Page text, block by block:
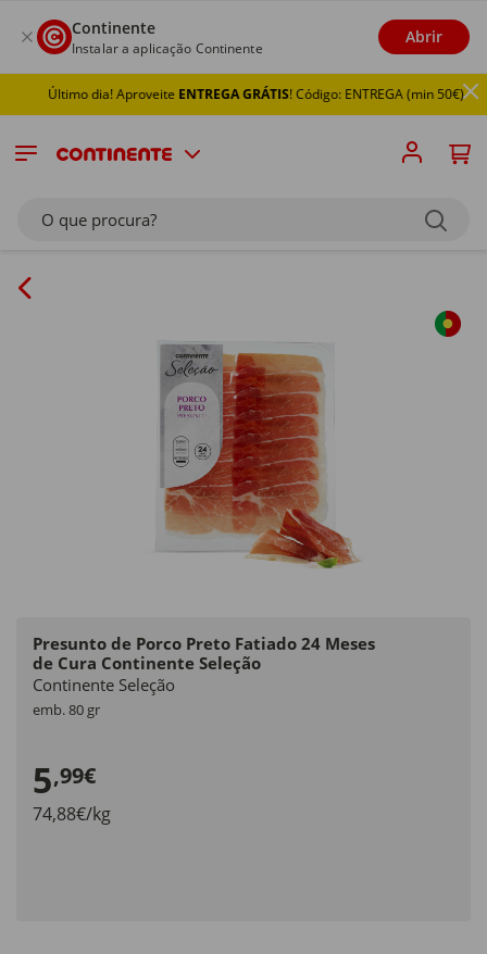
Continente
Instalar a aplicação Continente
Abrir
Último dia! AproveiteENTREGA GRÁTIS! Código: ENTREGA (min 50€)
O que procura?
Presunto de Porco Preto Fatiado 24 Meses
de Cura Continente Seleção
Continente Seleção
emb. 80 gr
5,99€
74,88€/kg